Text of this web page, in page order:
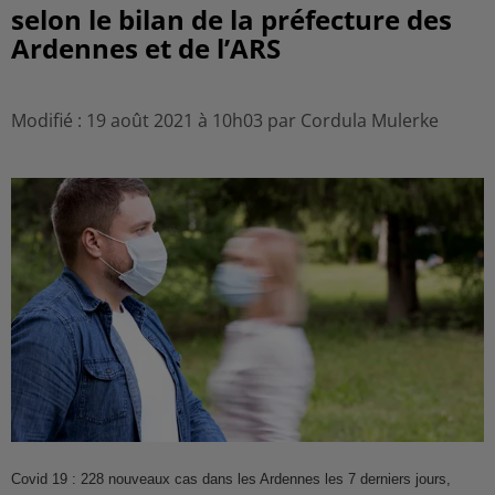
selon le bilan de la préfecture des
Ardennes et de l’ARS
Modifié : 19 août 2021 à 10h03 par Cordula Mulerke
Covid 19 : 228 nouveaux cas dans les Ardennes les 7 derniers jours,